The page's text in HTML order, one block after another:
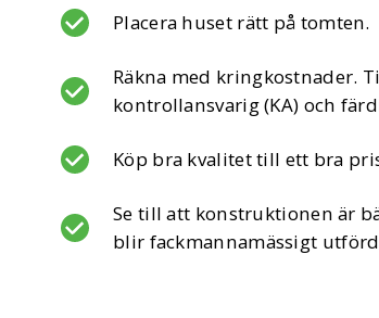
Placera huset rätt på tomten.
Räkna med kringkostnader.
kontrollansvarig (KA) och
Köp bra kvalitet till ett bra
Se till att konstruktionen är
blir fackmannamässigt